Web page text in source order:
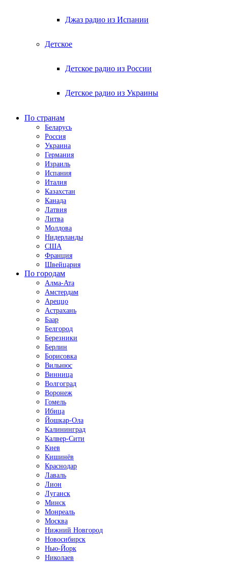
Джаз радио из Испании
Детское
Детское радио из России
Детское радио из Украины
По странам
Беларусь
Россия
Украина
Германия
Израиль
Испания
Италия
Казахстан
Канада
Латвия
Литва
Молдова
Нидерланды
США
Франция
Швейцария
По городам
Алма-Ата
Амстердам
Ареццо
Астрахань
Баар
Белгород
Березники
Берлин
Борисовка
Вильнюс
Винница
Волгоград
Воронеж
Гомель
Ибица
Йошкар-Ола
Калининград
Калвер-Сити
Киев
Кишинёв
Краснодар
Лаваль
Лион
Луганск
Минск
Монреаль
Москва
Нижний Новгород
Новосибирск
Нью-Йорк
Николаев